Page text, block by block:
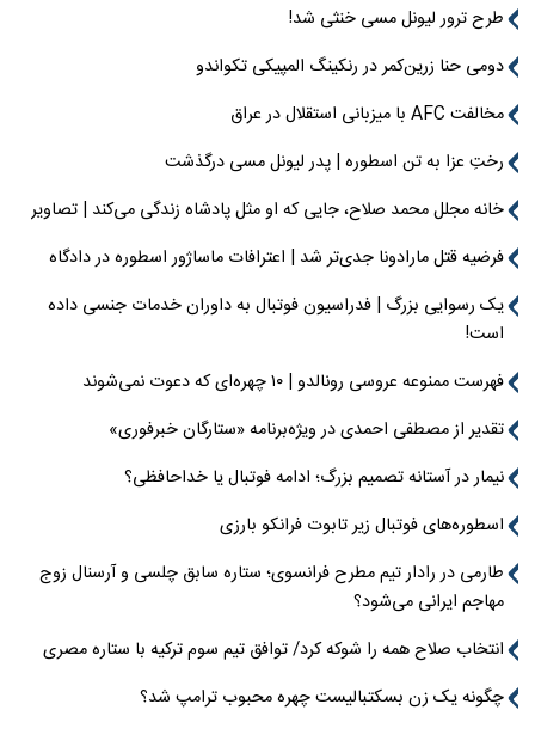
طرح ترور لیونل مسی خنثی شد!
دومی حنا زرین‌کمر در رنکینگ المپیکی تکواندو
مخالفت AFC با میزبانی استقلال در عراق
رختِ عزا به تن اسطوره | پدر لیونل مسی درگذشت
خانه مجلل محمد صلاح، جایی که او مثل پادشاه زندگی می‌کند | تصاویر
فرضیه قتل مارادونا جدی‌تر شد | اعترافات ماساژور اسطوره در دادگاه
یک رسوایی بزرگ | فدراسیون فوتبال به داوران خدمات جنسی داده
است!
فهرست ممنوعه عروسی رونالدو | ۱۰ چهره‌ای که دعوت نمی‌شوند
تقدیر از مصطفی احمدی در ویژه‌برنامه «ستارگان خبرفوری»
نیمار در آستانه تصمیم بزرگ؛ ادامه فوتبال یا خداحافظی؟
اسطوره‌های فوتبال زیر تابوت فرانکو بارزی
طارمی در رادار تیم مطرح فرانسوی؛ ستاره سابق چلسی و آرسنال زوج
مهاجم ایرانی می‌شود؟
انتخاب صلاح همه را شوکه کرد/ توافق تیم سوم ترکیه با ستاره مصری
چگونه یک زن بسکتبالیست چهره محبوب ترامپ شد؟